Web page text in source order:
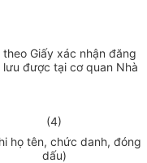
Giấy xác nhận đăng
được tại cơ quan Nhà
(4)
họ tên, chức danh, đóng
dấu)